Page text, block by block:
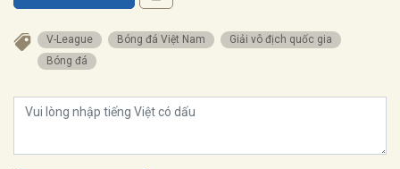
V-League Bóng đá Việt Nam
Giải vô địch quốc gia
Bóng đá